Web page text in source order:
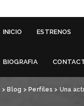
INICIO ESTRENOS
BIOGRAFIA
> Blog > Perfiles > Una